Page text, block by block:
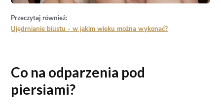
Przeczytaj również:
Ujędrnianie biustu - w jakim wieku można wykonać?
Co na odparzenia pod
piersiami?